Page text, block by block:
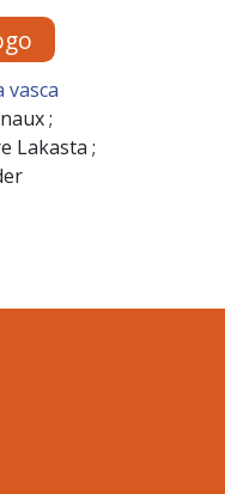
vasca
;
Lakasta ;